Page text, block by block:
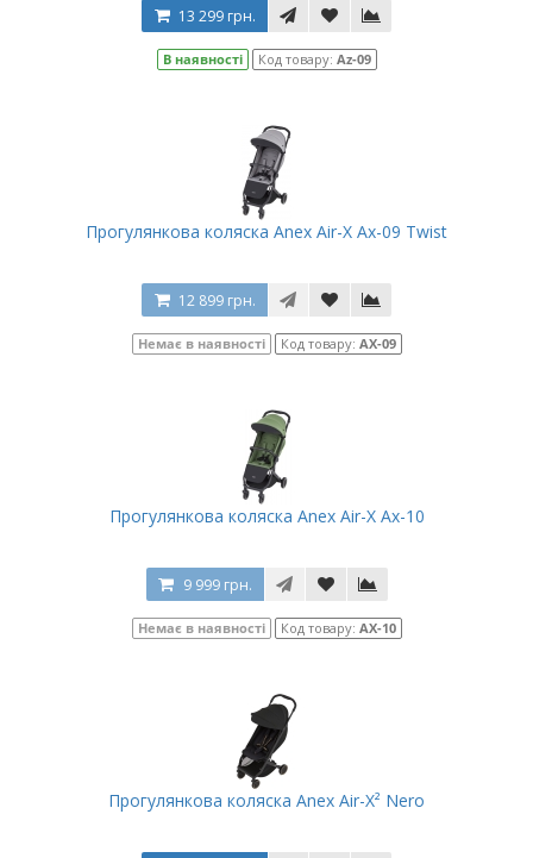
13 299 грн.
В наявності Код товару: Az-09
Прогулянкова коляска Anex Air-X Ax-09 Twist
12 899 грн.
Немає в наявності Код товару: AX-09
Прогулянкова коляска Anex Air-X Ax-10
9 999 грн.
Немає в наявності Код товару: AX-10
Прогулянкова коляска Anex Air-X² Nero